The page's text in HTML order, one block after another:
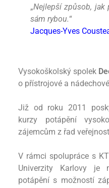
„Nejlepší způsob, jak
sám rybou.“
Jacques-Yves
Vysokoškolský spolek
o přístrojové a
Již od roku 2011
kurzy potápění
zájemcům z řad
V rámci spolupráce s
Univerzity Karlovy je
potápění s možností